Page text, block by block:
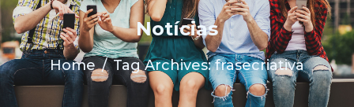
Notícias
Home Tag Archives: frasecriativa